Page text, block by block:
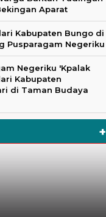
Aparat
Kabupaten Bungo di
Pusparagam Negeriku
Negeriku 'Kpalak
Kabupaten
di Taman Budaya
+